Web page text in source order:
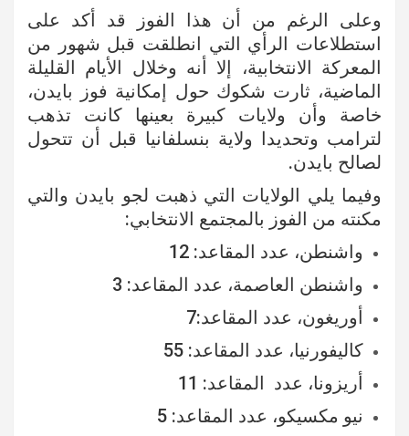
وعلى الرغم من أن هذا الفوز قد أكد على
استطلاعات الرأي التي انطلقت قبل شهور من
المعركة الانتخابية، إلا أنه وخلال الأيام القليلة
الماضية، ثارت شكوك حول إمكانية فوز بايدن،
خاصة وأن ولايات كبيرة بعينها كانت تذهب
لترامب وتحديدا ولاية بنسلفانيا قبل أن تتحول
لصالح بايدن.
وفيما يلي الولايات التي ذهبت لجو بايدن والتي
مكنته من الفوز بالمجتمع الانتخابي:
واشنطن، عدد المقاعد: 12
واشنطن العاصمة، عدد المقاعد: 3
أوريغون، عدد المقاعد:7
كاليفورنيا، عدد المقاعد: 55
أريزونا، عدد المقاعد: 11
نيو مكسيكو، عدد المقاعد: 5